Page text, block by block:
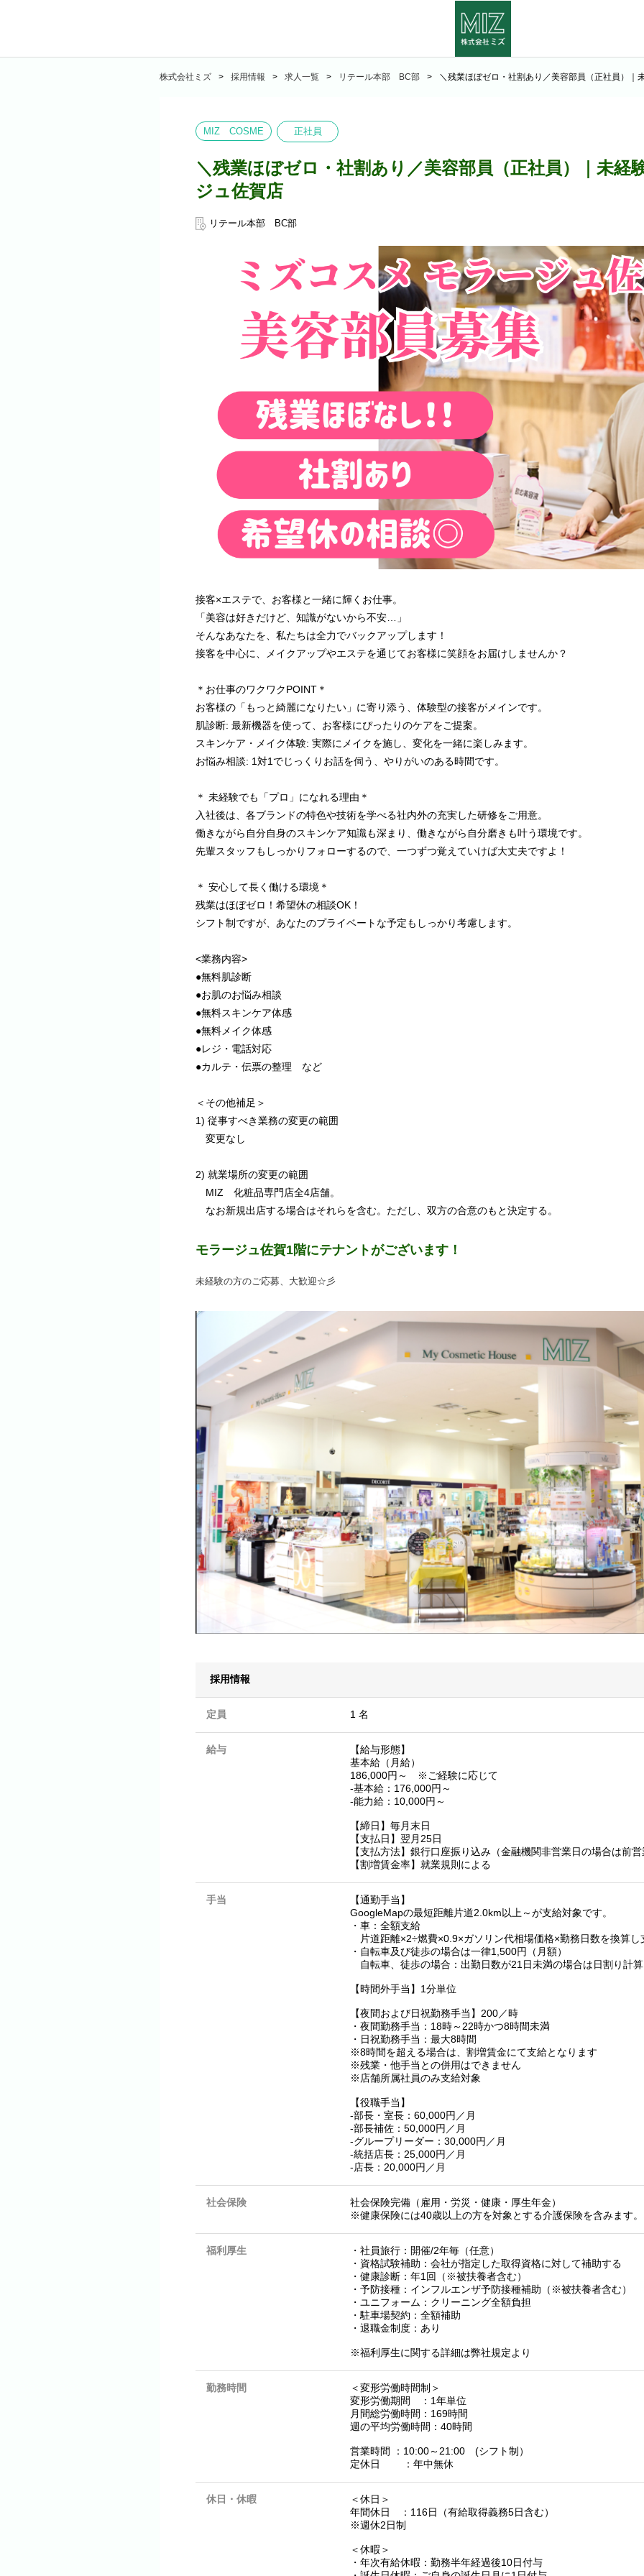
株式会社ミズ 採用情報 求人一覧 リテール本部 BC部 ＼残業ほぼゼロ・社割あり／美容部員（正社員）｜
MIZ COSME 正社員
＼残業ほぼゼロ・社割あり／美容部員（正社員）｜未経
ジュ佐賀店
リテール本部 BC部
接客×エステで、お客様と一緒に輝くお仕事。
「美容は好きだけど、知識がないから不安…」
そんなあなたを、私たちは全力でバックアップします！
接客を中心に、メイクアップやエステを通じてお客様に笑顔をお届けしませんか？
＊お仕事のワクワクPOINT＊
お客様の「もっと綺麗になりたい」に寄り添う、体験型の接客がメインです。
肌診断: 最新機器を使って、お客様にぴったりのケアをご提案。
スキンケア・メイク体験: 実際にメイクを施し、変化を一緒に楽しみます。
お悩み相談: 1対1でじっくりお話を伺う、やりがいのある時間です。
＊ 未経験でも「プロ」になれる理由＊
入社後は、各ブランドの特色や技術を学べる社内外の充実した研修をご用意。
働きながら自分自身のスキンケア知識も深まり、働きながら自分磨きも叶う環境です。
先輩スタッフもしっかりフォローするので、一つずつ覚えていけば大丈夫ですよ！
＊ 安心して長く働ける環境＊
残業はほぼゼロ！希望休の相談OK！
シフト制ですが、あなたのプライベートな予定もしっかり考慮します。
<業務内容>
●無料肌診断
●お肌のお悩み相談
●無料スキンケア体感
​●無料メイク体感
●レジ・電話対応
●カルテ・伝票の整理 など
＜その他補足＞
1) 従事すべき業務の変更の範囲
変更なし
2) 就業場所の変更の範囲
MIZ 化粧品専門店全4店舗。
なお新規出店する場合はそれらを含む。ただし、双方の合意のもと決定する。
モラージュ佐賀1階にテナントがございます！
未経験の方のご応募、大歓迎☆彡
採用情報
定員 1 名
給与
【給与形態】
基本給（月給）
186,000円～ ※ご経験に応じて
-基本給：176,000円～
-能力給：10,000円～
【締日】毎月末日
【支払日】翌月25日
【支払方法】銀行口座振り込み（金融機関非営業日の場合は前
【割増賃金率】就業規則による
手当
【通勤手当】
GoogleMapの最短距離片道2.0km以上～が支給対象です。
・車：全額支給
片道距離×2÷燃費×0.9×ガソリン代相場価格×勤務日数を換算し
・自転車及び徒歩の場合は一律1,500円（月額）
自転車、徒歩の場合：出勤日数が21日未満の場合は日割り計算
【時間外手当】1分単位
【夜間および日祝勤務手当】200／時
・夜間勤務手当：18時～22時かつ8時間未満
・日祝勤務手当：最大8時間
※8時間を超える場合は、割増賃金にて支給となります
※残業・他手当との併用はできません
※店舗所属社員のみ支給対象
【役職手当】
‐部長・室長：60,000円／月
‐部長補佐：50,000円／月
‐グループリーダー：30,000円／月
‐統括店長：25,000円／月
‐店長：20,000円／月
社会保険
社会保険完備（雇用・労災・健康・厚生年金）
※健康保険には40歳以上の方を対象とする介護保険を含みます。
福利厚生
・社員旅行：開催/2年毎（任意）
・資格試験補助：会社が指定した取得資格に対して補助する
・健康診断：年1回（※被扶養者含む）
・予防接種：インフルエンザ予防接種補助（※被扶養者含む）
・ユニフォーム：クリーニング全額負担
・駐車場契約：全額補助
・退職金制度：あり
※福利厚生に関する詳細は弊社規定より
勤務時間
＜変形労働時間制＞
変形労働期間 ：1年単位
月間総労働時間：169時間
週の平均労働時間：40時間
営業時間 ：10:00～21:00 (シフト制）
定休日 ：年中無休
休日・休暇
＜休日＞
年間休日 ：116日（有給取得義務5日含む）
※週休2日制
＜休暇＞
・年次有給休暇：勤務半年経過後10日付与